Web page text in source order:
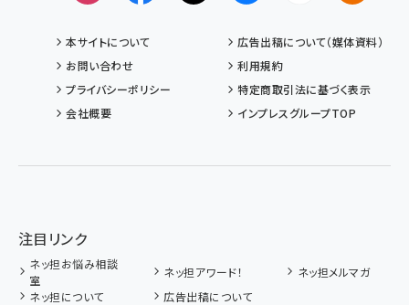
本サイトについて
広告出稿について（媒体資料）
お問い合わせ
利用規約
プライバシーポリシー
特定商取引法に基づく表示
会社概要
インプレスグループTOP
注目リンク
ネッ担お悩み相談
室
ネッ担アワード！
ネッ担メルマガ
ネッ担について
広告出稿について